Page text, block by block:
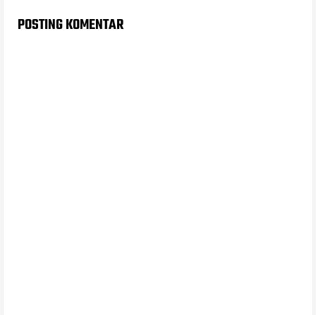
POSTING KOMENTAR